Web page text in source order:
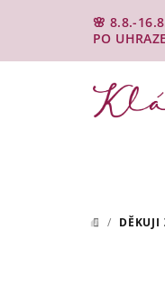
🌸 8.8.-
PO
DOMŮ
/ DĚKUJI